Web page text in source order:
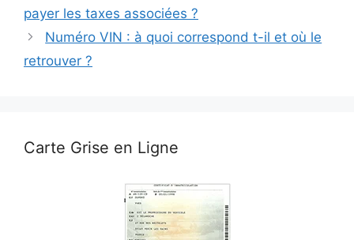
payer les taxes associées ?
Numéro VIN : à quoi correspond t-il et où le
retrouver ?
Carte Grise en Ligne